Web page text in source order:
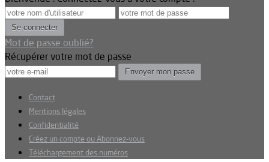
Mot de passe oublié?
Récupérer votre mot de passe
Contact
Mentions légales
Confidentialité
Créez un compte ou Abonnez-vous
Téléchargement des numéros